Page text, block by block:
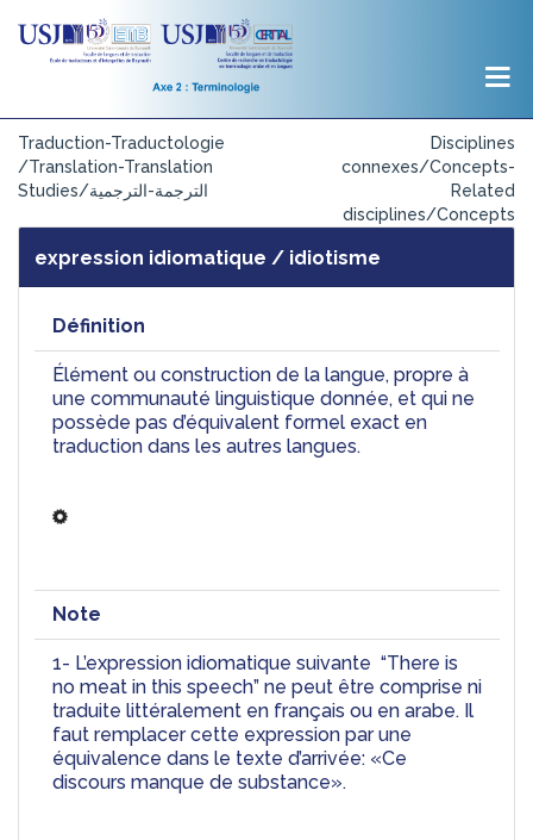
Traduction-Traductologie
/Translation-Translation
Studies/الترجمة-الترجمية
Disciplines
connexes/Concepts-
Related
disciplines/Concepts
expression idiomatique / idiotisme
Définition
Élément ou construction de la langue, propre à
une communauté linguistique donnée, et qui ne
possède pas d’équivalent formel exact en
traduction dans les autres langues.
Note
1- L’expression idiomatique suivante  “There is
no meat in this speech” ne peut être comprise ni
traduite littéralement en français ou en arabe. Il
faut remplacer cette expression par une
équivalence dans le texte d’arrivée: «Ce
discours manque de substance».